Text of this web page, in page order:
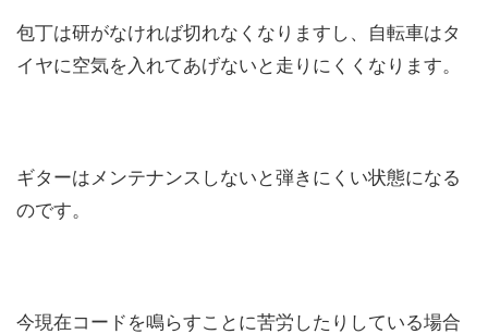
包丁は研がなければ切れなくなりますし、自転車はタ
イヤに空気を入れてあげないと走りにくくなります。
ギターはメンテナンスしないと弾きにくい状態になる
のです。
今現在コードを鳴らすことに苦労したりしている場合